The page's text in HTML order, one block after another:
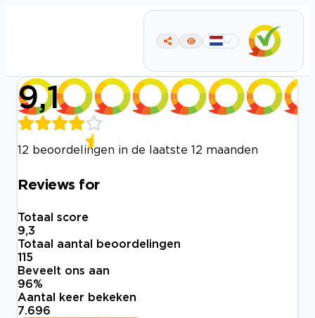
9,1
12 beoordelingen in de laatste 12 maanden
Reviews for
Totaal score
9,3
Totaal aantal beoordelingen
115
Beveelt ons aan
96%
Aantal keer bekeken
7.696